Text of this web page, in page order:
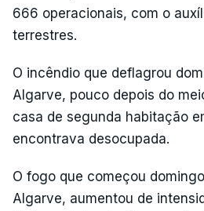
666 operacionais, com o
terrestres.
O incêndio que deflagrou
Algarve, pouco depois do
casa de segunda habitação
encontrava desocupada.
O fogo que começou
Algarve, aumentou de